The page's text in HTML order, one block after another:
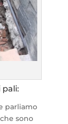
pali:
parliamo
sono